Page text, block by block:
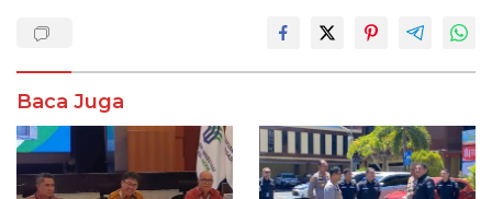
Baca Juga